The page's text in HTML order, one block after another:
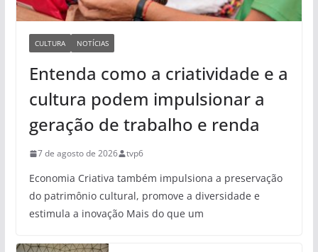
CULTURA NOTÍCIAS
Entenda como a criatividade e a
cultura podem impulsionar a
geração de trabalho e renda
7 de agosto de 2026 tvp6
Economia Criativa também impulsiona a preservação
do patrimônio cultural, promove a diversidade e
estimula a inovação Mais do que um